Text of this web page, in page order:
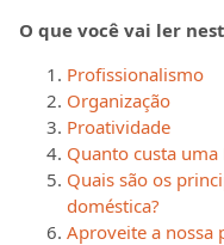
O que você vai ler
Profissionalismo
Organização
Proatividade
Quanto custa uma
Quais são os
doméstica?
Aproveite a nossa